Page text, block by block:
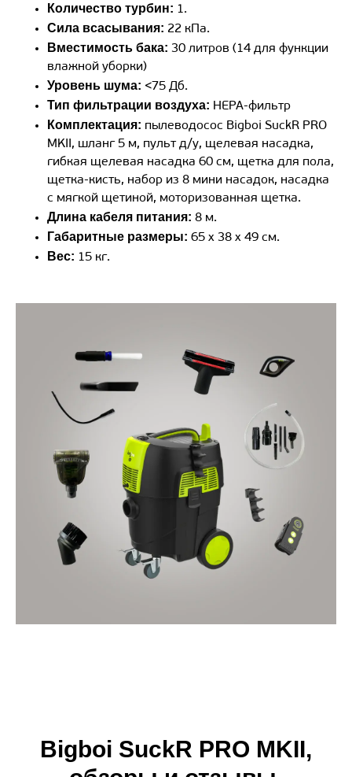
Количество турбин: 1.
Сила всасывания: 22 кПа.
Вместимость бака: 30 литров (14 для функции
влажной уборки)
Уровень шума: <75 Дб.
Тип фильтрации воздуха: HEPA-фильтр
Комплектация: пылеводосос Bigboi SuckR PRO
MKII, шланг 5 м, пульт д/у, щелевая насадка,
гибкая щелевая насадка 60 см, щетка для пола,
щетка-кисть, набор из 8 мини насадок, насадка
с мягкой щетиной, моторизованная щетка.
Длина кабеля питания: 8 м.
Габаритные размеры: 65 x 38 x 49 см.
Вес: 15 кг.
Bigboi SuckR PRO MKII,